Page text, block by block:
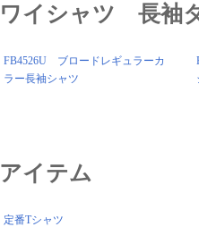
ワイシャツ 長袖
FB4526U ブロードレギュラーカ
ラー長袖シャツ
アイテム
定番Tシャツ